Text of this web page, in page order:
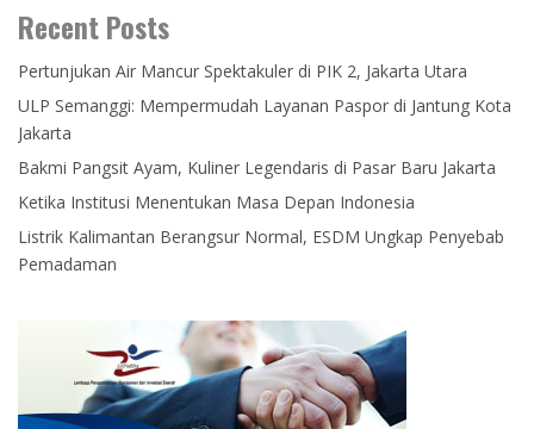
Recent Posts
Pertunjukan Air Mancur Spektakuler di PIK 2, Jakarta Utara
ULP Semanggi: Mempermudah Layanan Paspor di Jantung Kota
Jakarta
Bakmi Pangsit Ayam, Kuliner Legendaris di Pasar Baru Jakarta
Ketika Institusi Menentukan Masa Depan Indonesia
Listrik Kalimantan Berangsur Normal, ESDM Ungkap Penyebab
Pemadaman